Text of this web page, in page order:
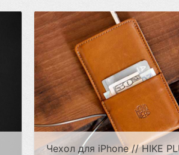
Чехол для iPhone // HIKE